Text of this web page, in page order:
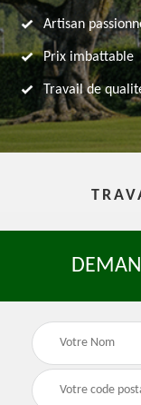
Artisan
Prix imbattable
Travail de